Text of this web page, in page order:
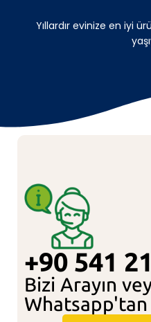
Yıllardır evinize en iyi
+90 541
Bizi Arayın
Whatsapp'tan